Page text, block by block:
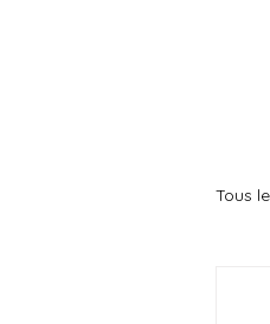
Tous